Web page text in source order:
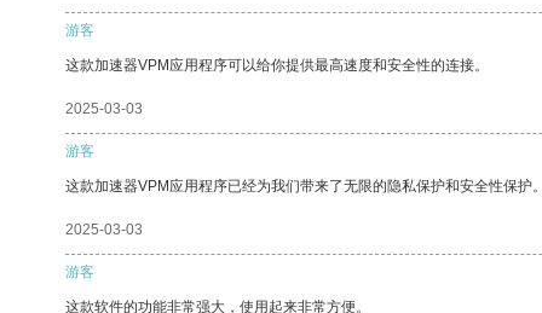
游客
这款加速器VPM应用程序可以给你提供最高速度和安全性的连接。
2025-03-03
游客
这款加速器VPM应用程序已经为我们带来了无限的隐私保护和安全性保护。
2025-03-03
游客
这款软件的功能非常强大，使用起来非常方便。